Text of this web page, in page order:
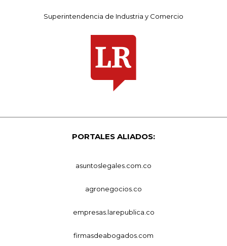
Superintendencia de Industria y Comercio
PORTALES ALIADOS:
asuntoslegales.com.co
agronegocios.co
empresas.larepublica.co
firmasdeabogados.com